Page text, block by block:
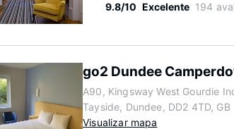
9.8/10 Excelente 194
go2 Dundee
A90, Kingsway West Gourdie
Tayside, Dundee, DD2 4TD, GB
Visualizar mapa